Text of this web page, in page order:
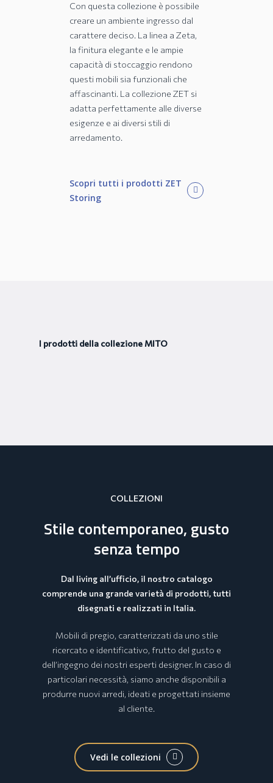
Con questa collezione è possibile
creare un ambiente ingresso dal
carattere deciso. La linea a Zeta,
la finitura elegante e le ampie
capacità di stoccaggio rendono
questi mobili sia funzionali che
affascinanti. La collezione ZET si
adatta perfettamente alle diverse
esigenze e ai diversi stili di
arredamento.
Scopri tutti i prodotti ZET
Storing
I prodotti della collezione MITO
COLLEZIONI
Stile contemporaneo, gusto
senza tempo
Dal living all’ufficio, il nostro catalogo
comprende una grande varietà di prodotti, tutti
disegnati e realizzati in Italia.
Mobili di pregio, caratterizzati da uno stile
ricercato e identificativo, frutto del gusto e
dell’ingegno dei nostri esperti designer. In caso di
particolari necessità, siamo anche disponibili a
produrre nuovi arredi, ideati e progettati insieme
al cliente.
Vedi le collezioni